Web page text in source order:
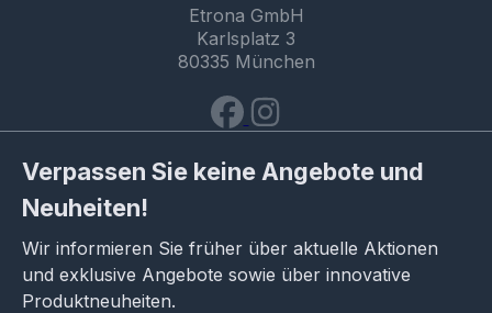
Etrona GmbH
Karlsplatz 3
80335 München
Verpassen Sie keine Angebote und
Neuheiten!
Wir informieren Sie früher über aktuelle Aktionen
und exklusive Angebote sowie über innovative
Produktneuheiten.